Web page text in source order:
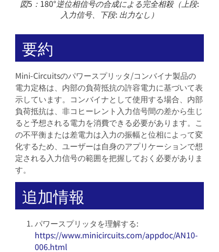
図5：180°逆位相信号の合成による完全相殺（上段:
入力信号、下段: 出力なし）
要約
Mini-Circuitsのパワースプリッタ/コンバイナ製品の
電力定格は、内部の負荷抵抗の許容電力に基づいて表
示しています。コンバイナとして使用する場合、内部
負荷抵抗は、非コヒーレント入力信号間の差から生じ
ると予想される電力を消費できる必要があります。こ
の不平衡または差電力は入力の振幅と位相によって変
化するため、ユーザーは自身のアプリケーションで想
定される入力信号の範囲を把握しておく必要がありま
す。
追加情報
パワースプリッタを理解する:
https://www.minicircuits.com/appdoc/AN10-
006.html